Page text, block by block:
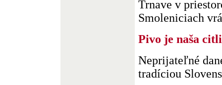
Trnave v
Smoleniciach
Pivo je naša
Neprijateľné
tradíciou